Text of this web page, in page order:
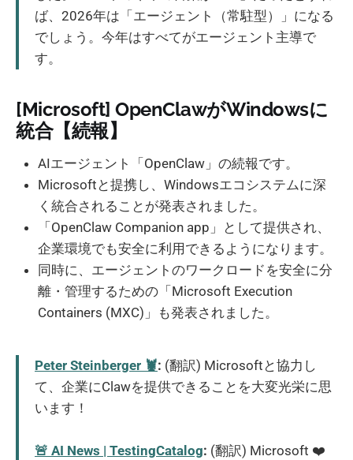
ば、2026年は「エージェント（常駐型）」になる
でしょう。今年はすべてがエージェント主導で
す。
[Microsoft] OpenClawがWindowsに
統合【続報】
AIエージェント「OpenClaw」の続報です。
Microsoftと提携し、Windowsエコシステムに深
く統合されることが発表されました。
「OpenClaw Companion app」として提供され、
企業環境でも安全に利用できるようになります。
同時に、エージェントのワークロードを安全に分
離・管理するための「Microsoft Execution
Containers (MXC)」も発表されました。
Peter Steinberger 🦞: (翻訳) Microsoftと協力し
て、企業にClawを提供できることを大変光栄に思
います！
🚨 AI News | TestingCatalog: (翻訳) Microsoft ❤️